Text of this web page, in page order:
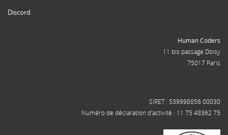
Discord
Human Coders
11 bis passage Doisy
75017 Paris
SIRET : 539998856 00030
Numéro de déclaration d'activité : 11 75 48362 75